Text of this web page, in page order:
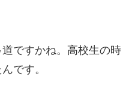
ですかね。高校生の時
です。